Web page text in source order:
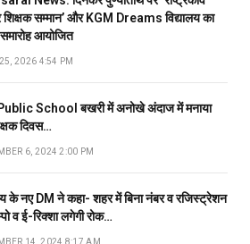
शिक्षक सम्मान’ और KGM Dreams विद्यालय का
समारोह आयोजित
2026 4:54 PM
School बखरी में अनोखे अंदाज में मनाया
दिवस…
6, 2024 2:00 PM
के नए DM ने कहा- शहर में बिना नंबर व रजिस्ट्रेशन
व ई-रिक्शा लगेगी रोक…